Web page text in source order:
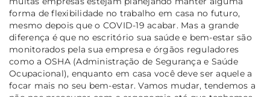
forma de flexibilidade no trabalho em casa no futuro,
mesmo depois que o COVID-19 acabar. Mas a grande
diferença é que no escritório sua saúde e bem-estar são
monitorados pela sua empresa e órgãos reguladores
como a OSHA (Administração de Segurança e Saúde
Ocupacional), enquanto em casa você deve ser aquele a
focar mais no seu bem-estar. Vamos mudar, tendemos a